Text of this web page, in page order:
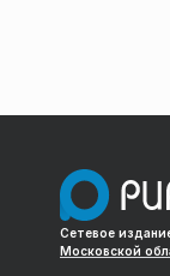
Сетевое
Московской